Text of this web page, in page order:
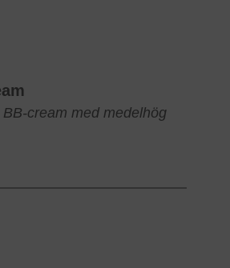
cream med medelhög